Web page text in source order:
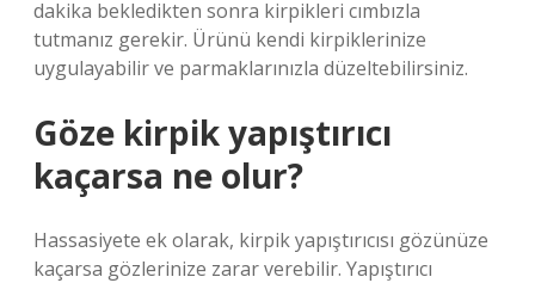
dakika bekledikten sonra kirpikleri cımbızla
tutmanız gerekir. Ürünü kendi kirpiklerinize
uygulayabilir ve parmaklarınızla düzeltebilirsiniz.
Göze kirpik yapıştırıcı
kaçarsa ne olur?
Hassasiyete ek olarak, kirpik yapıştırıcısı gözünüze
kaçarsa gözlerinize zarar verebilir. Yapıştırıcı